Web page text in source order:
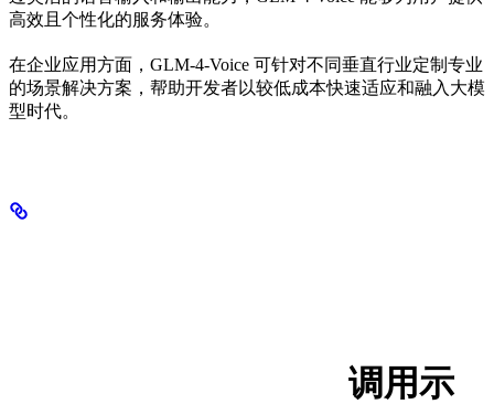
高效且个性化的服务体验。
在企业应用方面，GLM-4-Voice 可针对不同垂直行业定制专业
的场景解决方案，帮助开发者以较低成本快速适应和融入大模
型时代。
调用示